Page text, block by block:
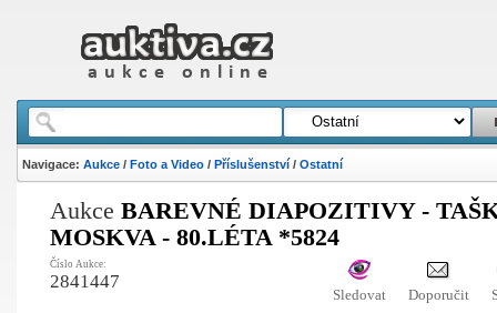
Navigace: Aukce/ Foto a Video/ Příslušenství/ Ostatní
Aukce BAREVNÉ DIAPOZITIVY -
MOSKVA - 80.LÉTA *5824
Číslo Aukce:
2841447
Sledovat Doporučit